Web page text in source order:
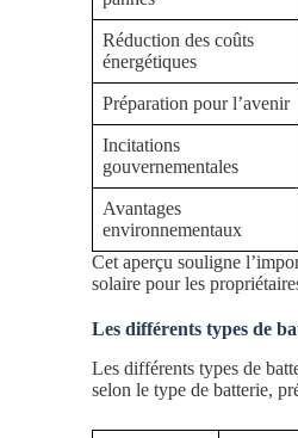
Réduction des coûts
énergétiques
Préparation pour l’avenir
Incitations
gouvernementales
Avantages
environnementaux
Cet aperçu souligne
solaire pour les
Les différents types de
Les différents types de
selon le type de batterie,